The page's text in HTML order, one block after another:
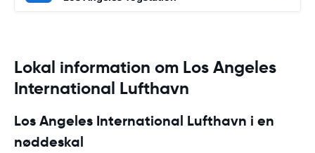
Lokal information om Los Angeles
International Lufthavn
Los Angeles International Lufthavn i en
nøddeskal